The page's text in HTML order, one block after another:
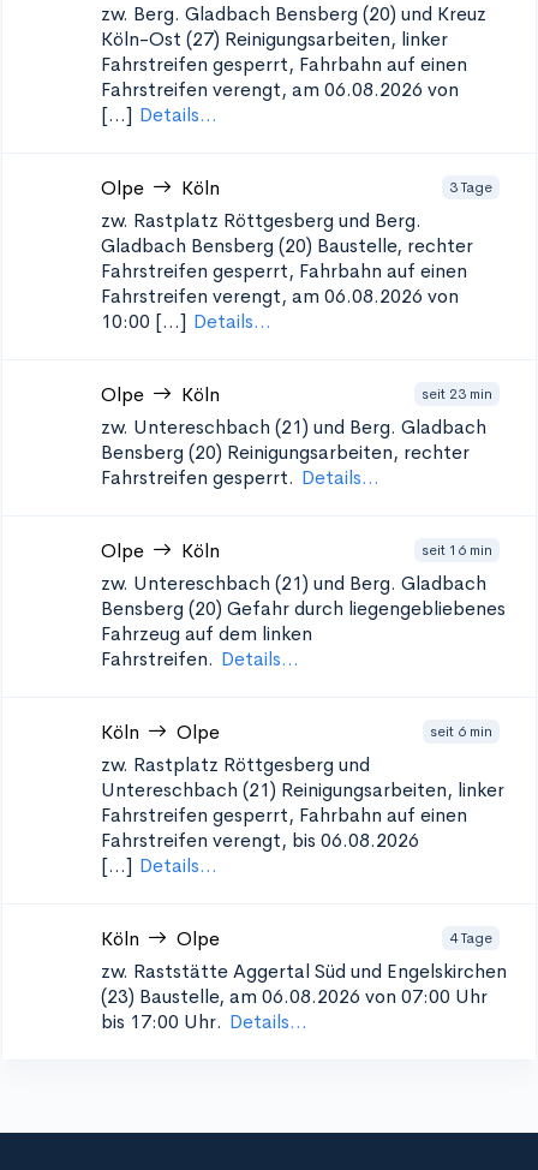
zw. Berg. Gladbach Bensberg (20) und Kreuz
Köln-Ost (27) Reinigungsarbeiten, linker
Fahrstreifen gesperrt, Fahrbahn auf einen
Fahrstreifen verengt, am 06.08.2026 von
[...] Details...
Olpe Köln 3 Tage
zw. Rastplatz Röttgesberg und Berg.
Gladbach Bensberg (20) Baustelle, rechter
Fahrstreifen gesperrt, Fahrbahn auf einen
Fahrstreifen verengt, am 06.08.2026 von
10:00 [...] Details...
Olpe Köln seit 23 min
zw. Untereschbach (21) und Berg. Gladbach
Bensberg (20) Reinigungsarbeiten, rechter
Fahrstreifen gesperrt. Details...
Olpe Köln seit 16 min
zw. Untereschbach (21) und Berg. Gladbach
Bensberg (20) Gefahr durch liegengebliebenes
Fahrzeug auf dem linken
Fahrstreifen. Details...
Köln Olpe seit 6 min
zw. Rastplatz Röttgesberg und
Untereschbach (21) Reinigungsarbeiten, linker
Fahrstreifen gesperrt, Fahrbahn auf einen
Fahrstreifen verengt, bis 06.08.2026
[...] Details...
Köln Olpe 4 Tage
zw. Raststätte Aggertal Süd und Engelskirchen
(23) Baustelle, am 06.08.2026 von 07:00 Uhr
bis 17:00 Uhr. Details...